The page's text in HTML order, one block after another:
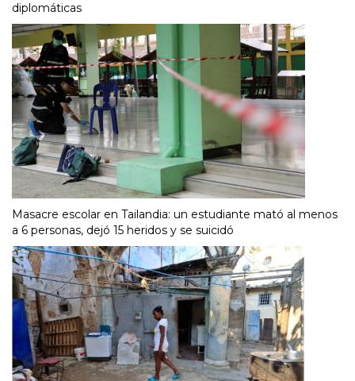
diplomáticas
Masacre escolar en Tailandia: un estudiante mató al menos
a 6 personas, dejó 15 heridos y se suicidó